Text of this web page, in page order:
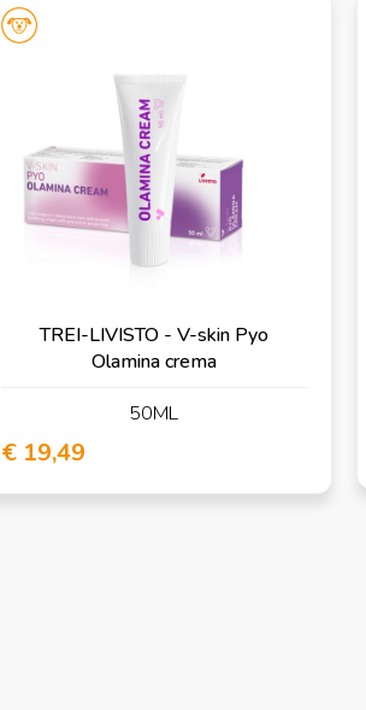
TREI-LIVISTO - V-skin Pyo
Olamina crema
50ML
€ 19,49